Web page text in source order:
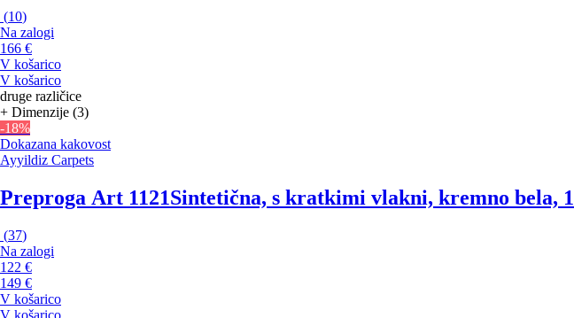
(10)
Na zalogi
166 €
V košarico
V košarico
druge različice
+ Dimenzije (3)
-18%
Dokazana kakovost
Ayyildiz Carpets
Preproga Art 1121Sintetična, s kratkimi vlakni, kremno bela,
(37)
Na zalogi
122 €
149 €
V košarico
V košarico